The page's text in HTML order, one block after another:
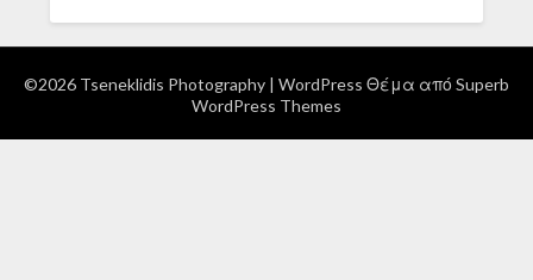
©2026 Tseneklidis Photography | WordPress Θέμα από Superb
WordPress Themes